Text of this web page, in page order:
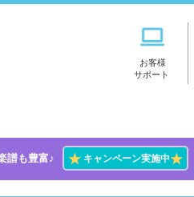
お客様
サポート
譜も豊富♪ ★キャンペーン実施中★